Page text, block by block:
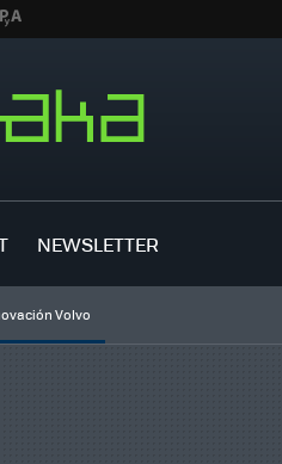
NEWSLETTER
Volvo